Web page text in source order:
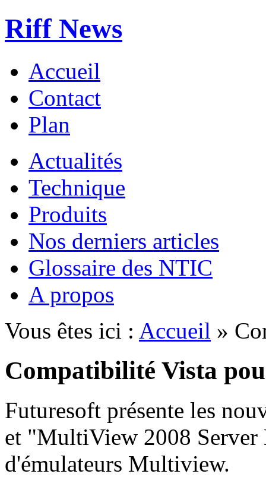
Riff News
Accueil
Contact
Plan
Actualités
Technique
Produits
Nos derniers articles
Glossaire des NTIC
A propos
Vous êtes ici : Accueil »
Compatibilité Vista
Futuresoft présente les
et "MultiView 2008
d'émulateurs Multiview.